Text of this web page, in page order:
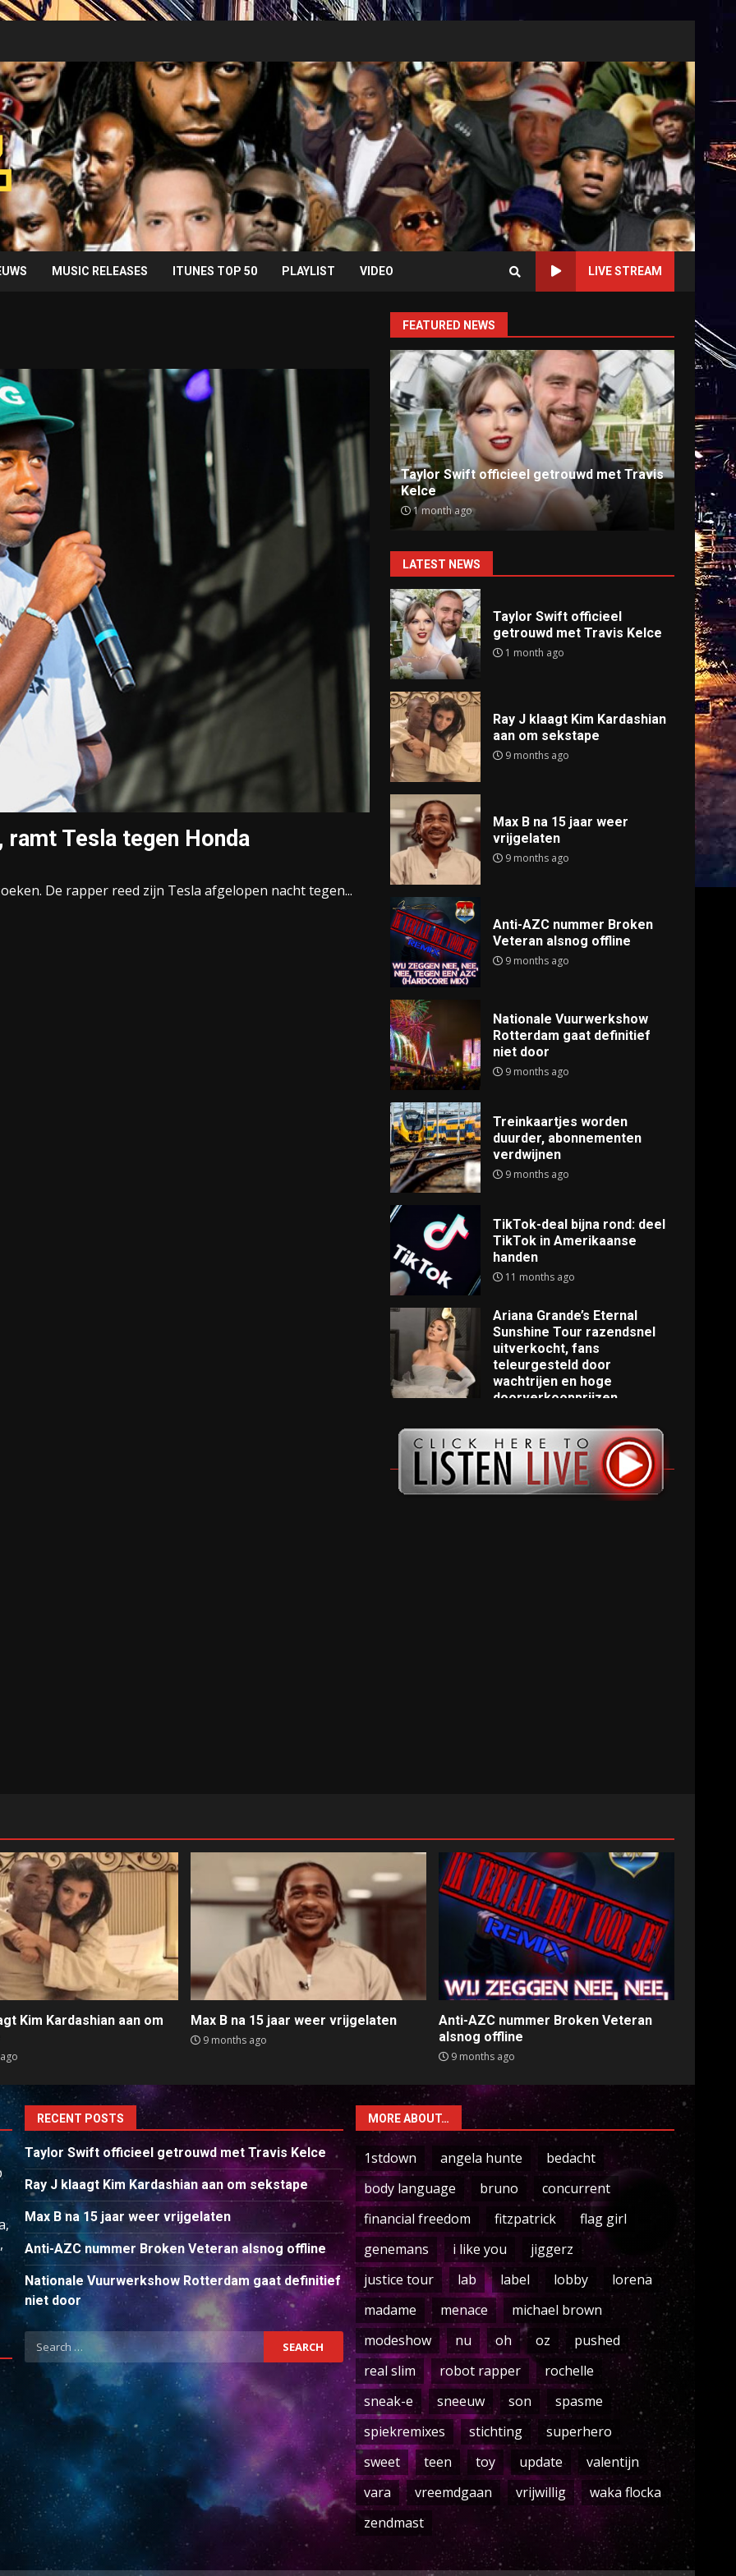
MUSIC RELEASES ITUNES TOP 50 PLAYLIST VIDEO LIVE STREAM
ramt Tesla tegen Honda
De rapper reed zijn Tesla afgelopen nacht tegen...
FEATURED NEWS
Taylor Swift officieel getrouwd met Travis
1 month ago
Ray J klaagt Kim Kardashian aan om
sekstape
9 months ago
Anti-
9
LATEST NEWS
Taylor Swift officieel
getrouwd met Travis Kelce
1 month ago
Ray J klaagt Kim Kardashian
aan om sekstape
9 months ago
Max B na 15 jaar weer
vrijgelaten
9 months ago
Anti-AZC nummer Broken
Veteran alsnog offline
9 months ago
Nationale Vuurwerkshow
Rotterdam gaat definitief
niet door
9 months ago
Treinkaartjes worden
duurder, abonnementen
verdwijnen
9 months ago
TikTok-deal bijna rond: deel
TikTok in Amerikaanse
handen
11 months ago
Ariana Grande’s Eternal
Sunshine Tour razendsnel
uitverkocht, fans
teleurgesteld door
wachtrijen en hoge
doorverkoopprijzen
Kim Kardashian aan om
Max B na 15 jaar weer vrijgelaten
9 months ago
Anti-AZC nummer Broken Veteran
alsnog offline
9 months ago
RECENT POSTS
Taylor Swift officieel getrouwd met Travis Kelce
Ray J klaagt Kim Kardashian aan om sekstape
Max B na 15 jaar weer vrijgelaten
Anti-AZC nummer Broken Veteran alsnog offline
Nationale Vuurwerkshow Rotterdam gaat definitief
niet door
Search
for:
MORE ABOUT…
1stdown angela hunte
bedacht
body language
bruno
concurrent
financial freedom
fitzpatrick
flag girl
genemans
i like you
jiggerz
justice tour
lab label lobby
lorena
madame
menace
michael brown
modeshow
nu oh oz
pushed
real slim
robot rapper
rochelle
sneak-e
sneeuw son
spasme
spiekremixes
stichting
superhero
sweet
teen toy update
valentijn
vara
vreemdgaan vrijwillig
waka flocka
zendmast